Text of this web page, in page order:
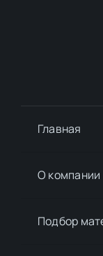
Главная
О компании
Подбор